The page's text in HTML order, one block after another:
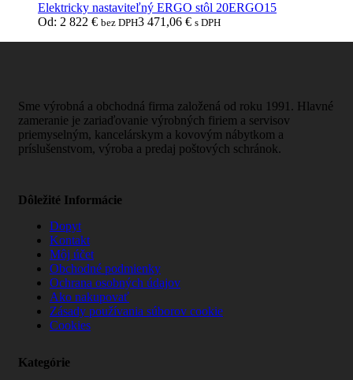
Elektricky nastaviteľný ERGO stôl 20ERGO15
Od: 2 822 € bez DPH3 471,06 € s DPH
Sme výrobná a obchodná firma založená od roku 1991. Hlavné
zameranie je zariaďovanie výrobných firiem a servisov
priemyselným, kancelárskym a kovovým nábytkom a
príslušenstvom, výroba a predaj poštových schránok.
Dôležité Informácie
Dopyt
Kontakt
Môj účet
Obchodné podmienky
Ochrana osobných údajov
Ako nakupovať
Zásady používania súborov cookie
Cookies
Kategórie